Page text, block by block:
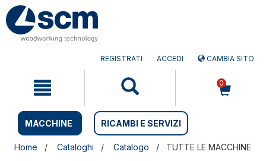
Salta
contenuto
Salta
menu
REGISTRATI ACCEDI CAMBIA SITO
0
MACCHINE RICAMBI E SERVIZI
Home Cataloghi Catalogo TUTTE LE MACCHINE